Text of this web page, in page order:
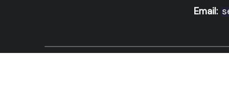
Email: